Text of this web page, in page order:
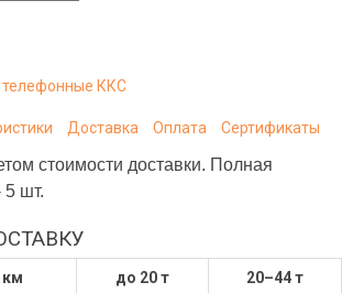
ККС
Доставка Оплата
Сертификаты
стоимости доставки. Полная
5 шт.
км до 20 т 20–44 т